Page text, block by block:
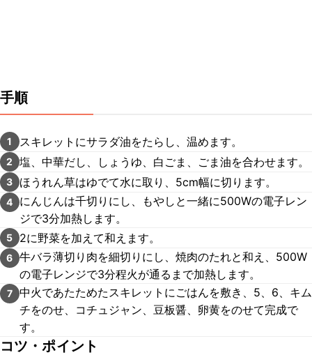
手順
1 スキレットにサラダ油をたらし、温めます。
2 塩、中華だし、しょうゆ、白ごま、ごま油を合わせます。
3 ほうれん草はゆでて水に取り、5cm幅に切ります。
4
にんじんは千切りにし、もやしと一緒に500Wの電子レン
ジで3分加熱します。
5 2に野菜を加えて和えます。
6 牛バラ薄切り肉を細切りにし、焼肉のたれと和え、500W
の電子レンジで3分程火が通るまで加熱します。
7 中火であたためたスキレットにごはんを敷き、5、6、キム
チをのせ、コチュジャン、豆板醤、卵黄をのせて完成で
す。
コツ・ポイント